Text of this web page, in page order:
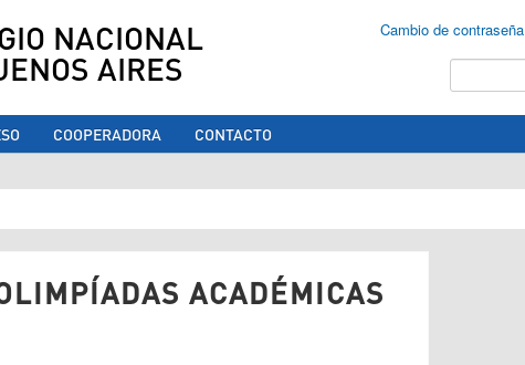
NACIONAL
AIRES
Cambio de contraseña
COOPERADORA CONTACTO
aquí
ACADÉMICAS